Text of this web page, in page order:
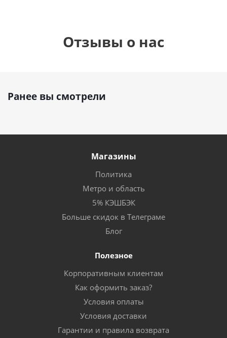
Отзывы о нас
Ранее вы смотрели
Магазины
Политика
Метро и область
5% КЭШБЭК
Больше скидок в Телеграме
Блог
Полезное
Корпоративным клиентам
Как оформить заказ?
Условия оплаты
Условия доставки
Гарантии и правила возврата